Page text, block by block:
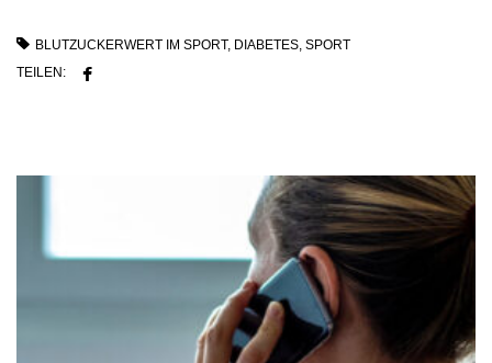
BLUTZUCKERWERT IM SPORT, DIABETES SPORT
TEILEN: